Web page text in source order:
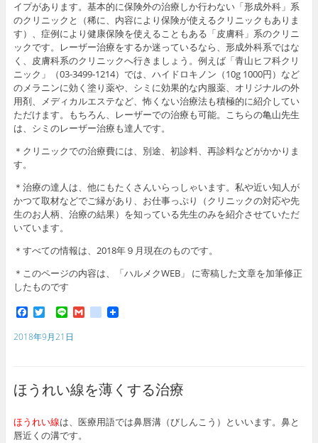
イプがあります。基本的に保険外の治療しか行わない「形成外科」系
のクリニックと（稀に、内容により保険が使えるクリニックもありま
す）、症例により健康保険を使えることもある「皮膚科」系のクリニ
ックです。レーザー治療をするか迷っているなら、形成外科系ではな
く、皮膚科系のクリニックへ行きましょう。例えば「青山ヒフ科クリ
ニック」（03-3499-1214）では、ハイドロキノン（10g 1000円）など
のメラニンに効く塗り薬や、シミに効果的な内服薬、オリジナルの外
用剤、メディカルエステなど、怖くない治療法も積極的に紹介してい
ただけます。もちろん、レーザーでの治療も可能。こちらの亀山先生
は、シミのレーザー治療も達人です。
＊クリニックでの治療費には、別途、初診料、再診料などがかかりま
す。
＊治療の達人は、他にもたくさんいらっしゃいます。私や近い知人が
かつて取材などでご縁があり、お仕事っぷり（クリニックの対応や先
生のお人柄、治療の結果）を知っている先生のみを紹介させていただ
いています。
＊すべての情報は、2018年９月現在のものです。
＊このページの内容は、「ハルメクWEB」 に寄稿した文章を加筆修正
したものです
F
c
o
k
T
i
t
r
L
n
e
G g
_
b
o
k
2018年9月21日
ほうれい線を薄くする治療
ほうれい線は、医療用語では鼻唇溝（びしんこう）といいます。鼻と
唇近くの溝です。